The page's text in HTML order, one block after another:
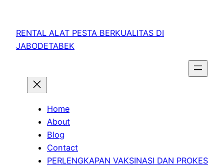
RENTAL ALAT PESTA BERKUALITAS DI
JABODETABEK
Home
About
Blog
Contact
PERLENGKAPAN VAKSINASI DAN PROKES